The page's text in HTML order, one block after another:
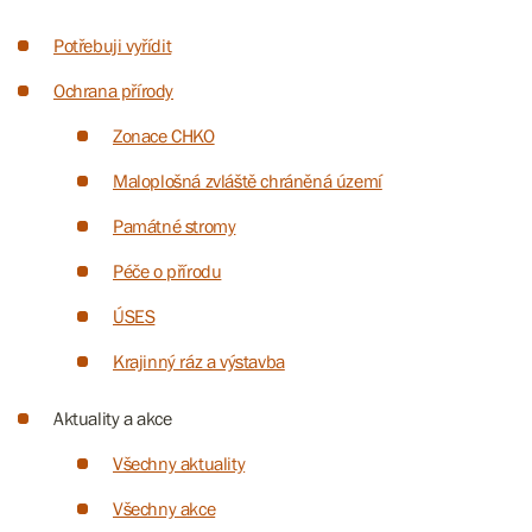
Potřebuji vyřídit
Ochrana přírody
Zonace CHKO
Maloplošná zvláště chráněná území
Památné stromy
Péče o přírodu
ÚSES
Krajinný ráz a výstavba
Aktuality a akce
Všechny aktuality
Všechny akce